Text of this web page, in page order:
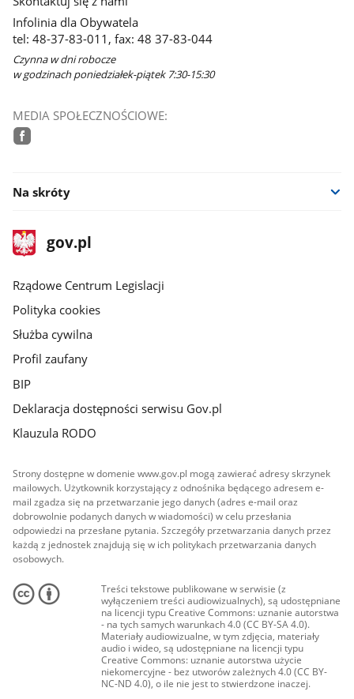
Infolinia dla Obywatela
tel: 48-37-83-011, fax: 48 37-83-044
Czynna w dni robocze
w godzinach poniedziałek-piątek 7:30-15:30
MEDIA SPOŁECZNOŚCIOWE:
Na skróty
stopka
gov.plStrona
gov.pl
Rządowe Centrum Legislacji
Polityka cookies
Służba cywilna
Profil zaufany
BIP
Deklaracja dostępności serwisu Gov.pl
Klauzula RODO
Strony dostępne w domenie www.gov.pl mogą zawierać adresy skrzynek
mailowych. Użytkownik korzystający z odnośnika będącego adresem e-
mail zgadza się na przetwarzanie jego danych (adres e-mail oraz
dobrowolnie podanych danych w wiadomości) w celu przesłania
odpowiedzi na przesłane pytania. Szczegóły przetwarzania danych przez
każdą z jednostek znajdują się w ich politykach przetwarzania danych
osobowych.
Treści tekstowe publikowane w serwisie (z
wyłączeniem treści audiowizualnych), są udostępniane
na licencji typu Creative Commons: uznanie autorstwa
- na tych samych warunkach 4.0 (CC BY-SA 4.0).
Materiały audiowizualne, w tym zdjęcia, materiały
audio i wideo, są udostępniane na licencji typu
Creative Commons: uznanie autorstwa użycie
niekomercyjne - bez utworów zależnych 4.0 (CC BY-
NC-ND 4.0), o ile nie jest to stwierdzone inaczej.